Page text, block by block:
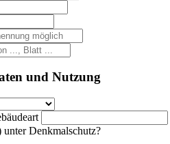
und Nutzung
unter Denkmalschutz?